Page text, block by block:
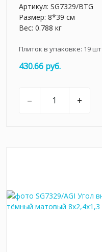
Артикул: SG7329/BTG
Размер: 8*39 см
Вес: 0.788 кг
Плиток в упаковке: 19шт
430.66 руб.
– +